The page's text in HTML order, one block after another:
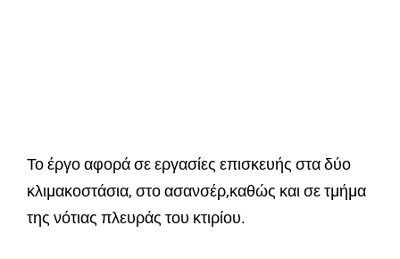
Το έργο αφορά σε εργασίες επισκευής στα δύο
κλιµακοστάσια, στο ασανσέρ,καθώς και σε τµήµα
της νότιας πλευράς του κτιρίου.